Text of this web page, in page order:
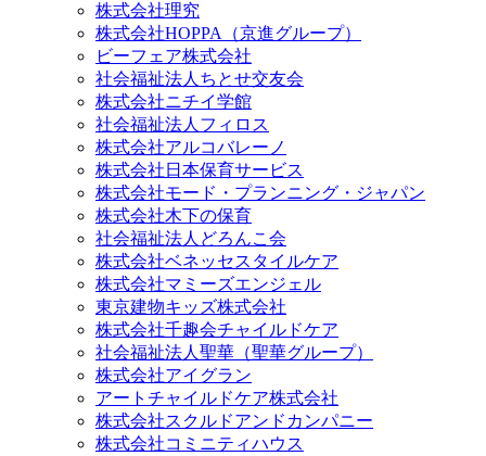
株式会社理究
株式会社HOPPA（京進グループ）
ビーフェア株式会社
社会福祉法人ちとせ交友会
株式会社ニチイ学館
社会福祉法人フィロス
株式会社アルコバレーノ
株式会社日本保育サービス
株式会社モード・プランニング・ジャパン
株式会社木下の保育
社会福祉法人どろんこ会
株式会社ベネッセスタイルケア
株式会社マミーズエンジェル
東京建物キッズ株式会社
株式会社千趣会チャイルドケア
社会福祉法人聖華（聖華グループ）
株式会社アイグラン
アートチャイルドケア株式会社
株式会社スクルドアンドカンパニー
株式会社コミニティハウス